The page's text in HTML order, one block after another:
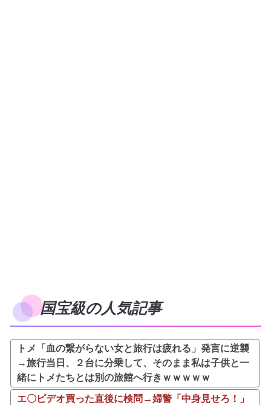
国宝級の人気記事
トメ「血の繋がらない女と旅行は疲れる」発言に逆襲
→旅行当日、２台に分乗して、そのまま私は子供と一
緒にトメたちとは別の旅館へ行きｗｗｗｗｗ
エ〇ビデオ買った直後に検問→婦警「中身見せろ！」